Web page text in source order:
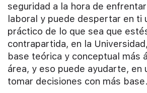
seguridad a la hora de
laboral y puede despertar en ti
práctico de lo que sea que
contrapartida, en la
base teórica y conceptual más
área, y eso puede ayudarte, en
tomar decisiones con más base.